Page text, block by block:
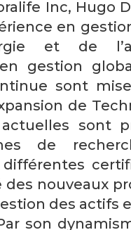
Inc, Hugo
en
et de
en gestion
sont
de
actuelles sont
de
différentes
des nouveaux
des actifs
son